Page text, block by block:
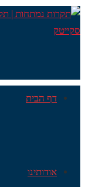
דף הבית
אודותינו